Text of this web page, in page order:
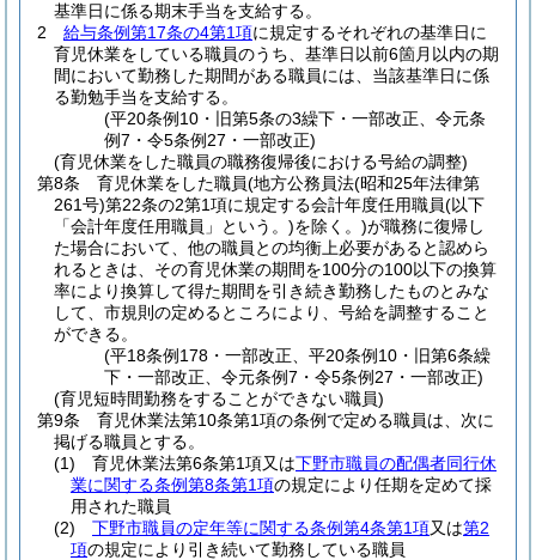
基準日に係る期末手当を支給する。
2
給与条例第17条の4第1項に規定するそれぞれの基準日に
育児休業をしている職員のうち、基準日以前6箇月以内の期
間において勤務した期間がある職員には、当該基準日に係
る勤勉手当を支給する。
(平20条例10・旧第5条の3繰下・一部改正、令元条
例7・令5条例27・一部改正)
(育児休業をした職員の職務復帰後における号給の調整)
第8条
育児休業をした職員(地方公務員法(昭和25年法律第
261号)第22条の2第1項に規定する会計年度任用職員(以下
「会計年度任用職員」という。)を除く。)が職務に復帰し
た場合において、他の職員との均衡上必要があると認めら
れるときは、その育児休業の期間を100分の100以下の換算
率により換算して得た期間を引き続き勤務したものとみな
して、市規則の定めるところにより、号給を調整すること
ができる。
(平18条例178・一部改正、平20条例10・旧第6条繰
下・一部改正、令元条例7・令5条例27・一部改正)
(育児短時間勤務をすることができない職員)
第9条
育児休業法第10条第1項の条例で定める職員は、次に
掲げる職員とする。
(1)
育児休業法第6条第1項又は下野市職員の配偶者同行休
業に関する条例第8条第1項の規定により任期を定めて採
用された職員
(2)
下野市職員の定年等に関する条例第4条第1項又は第2
項の規定により引き続いて勤務している職員